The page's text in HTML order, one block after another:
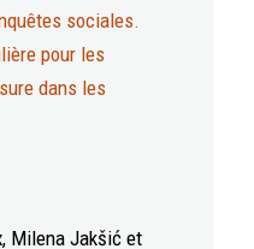
sociales.
pour les
dans les
, Milena Jakšićet